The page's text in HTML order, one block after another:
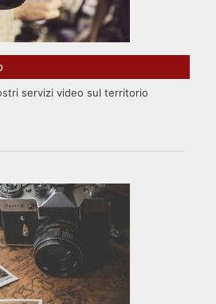
servizi video sul territorio